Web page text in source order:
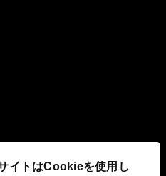
イトはCookieを使用し
み